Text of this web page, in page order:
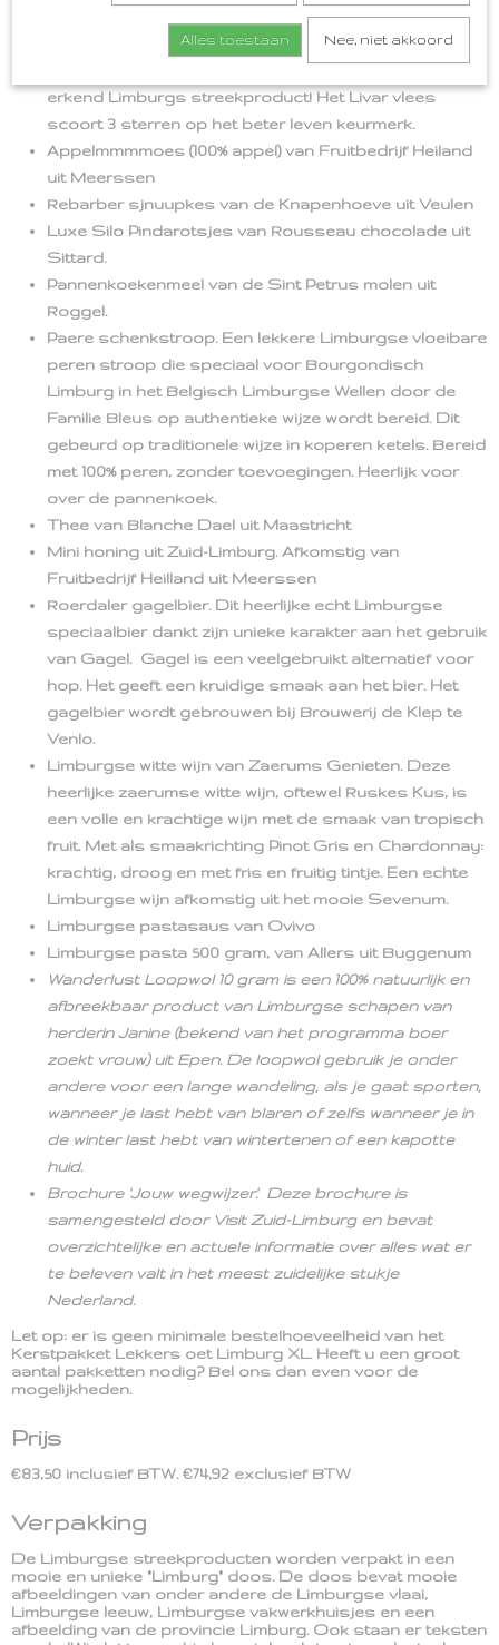
provincie Limburg afgebeeld, van Koekjes Royale uit
erkend Limburgs streekproduct! Het Livar vlees
scoort 3 sterren op het beter leven keurmerk.
Appelmmmmoes (100% appel) van Fruitbedrijf Heiland
uit Meerssen
Rebarber sjnuupkes van de Knapenhoeve uit Veulen
Luxe Silo Pindarotsjes van Rousseau chocolade uit
Sittard.
Pannenkoekenmeel van de Sint Petrus molen uit
Roggel.
Paere schenkstroop. Een lekkere Limburgse vloeibare
peren stroop die speciaal voor Bourgondisch
Limburg in het Belgisch Limburgse Wellen door de
Familie Bleus op authentieke wijze wordt bereid. Dit
gebeurd op traditionele wijze in koperen ketels. Bereid
met 100% peren, zonder toevoegingen. Heerlijk voor
over de pannenkoek.
Thee van Blanche Dael uit Maastricht
Mini honing uit Zuid-Limburg. Afkomstig van
Fruitbedrijf Heilland uit Meerssen
Roerdaler gagelbier. Dit heerlijke echt Limburgse
speciaalbier dankt zijn unieke karakter aan het gebruik
van Gagel. Gagel is een veelgebruikt alternatief voor
hop. Het geeft een kruidige smaak aan het bier. Het
gagelbier wordt gebrouwen bij Brouwerij de Klep te
Venlo.
Limburgse witte wijn van Zaerums Genieten. Deze
heerlijke zaerumse witte wijn, oftewel Ruskes Kus, is
een volle en krachtige wijn met de smaak van tropisch
fruit. Met als smaakrichting Pinot Gris en Chardonnay:
krachtig, droog en met fris en fruitig tintje. Een echte
Limburgse wijn afkomstig uit het mooie Sevenum.
Limburgse pastasaus van Ovivo
Limburgse pasta 500 gram, van Allers uit Buggenum
Wanderlust Loopwol 10 gram is een 100% natuurlijk en
afbreekbaar product van Limburgse schapen van
herderin Janine (bekend van het programma boer
zoekt vrouw) uit Epen. De loopwol gebruik je onder
andere voor een lange wandeling, als je gaat sporten,
wanneer je last hebt van blaren of zelfs wanneer je in
de winter last hebt van wintertenen of een kapotte
huid.
Brochure 'Jouw wegwijzer'. Deze brochure is
samengesteld door Visit Zuid-Limburg en bevat
overzichtelijke en actuele informatie over alles wat er
te beleven valt in het meest zuidelijke stukje
Nederland.
Let op: er is geen minimale bestelhoeveelheid van het
Kerstpakket Lekkers oet Limburg XL. Heeft u een groot
aantal pakketten nodig? Bel ons dan even voor de
mogelijkheden.
Prijs
€83,50 inclusief BTW. €74,92 exclusief BTW
Verpakking
De Limburgse streekproducten worden verpakt in een
mooie en unieke "Limburg" doos. De doos bevat mooie
afbeeldingen van onder andere de Limburgse vlaai,
Limburgse leeuw, Limburgse vakwerkhuisjes en een
afbeelding van de provincie Limburg. Ook staan er teksten
Alles toestaan Nee, niet akkoord